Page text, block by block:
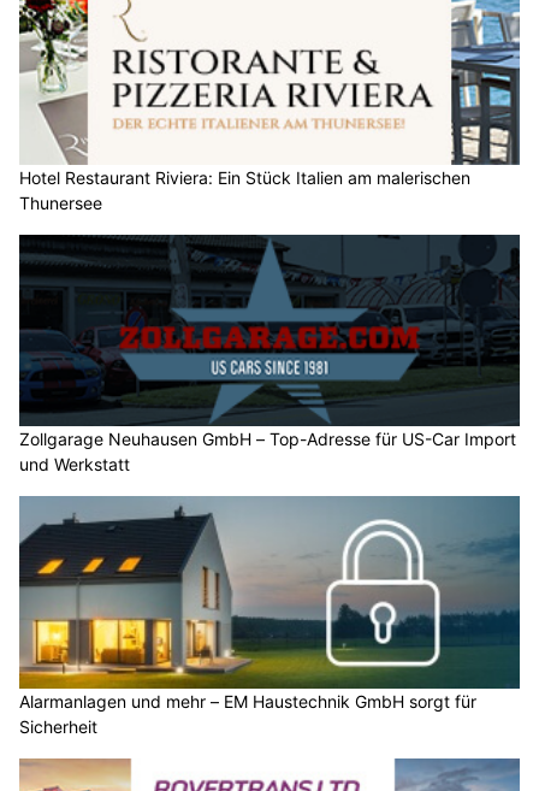
Hotel Restaurant Riviera: Ein Stück Italien am malerischen
Thunersee
Zollgarage Neuhausen GmbH – Top-Adresse für US-Car Import
und Werkstatt
Alarmanlagen und mehr – EM Haustechnik GmbH sorgt für
Sicherheit